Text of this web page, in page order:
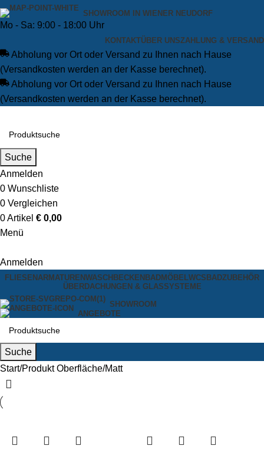
SHOWROOM IN WIENER NEUDORF
Mo - Sa: 9:00 - 18:00 Uhr
KONTAKTÜBER UNSZAHLUNG & VERSAND
Abholung vor Ort oder Versand zu Ihnen nach Hause
(Versandkosten werden an der Kasse berechnet).
Abholung vor Ort oder Versand zu Ihnen nach Hause
(Versandkosten werden an der Kasse berechnet).
Suche
Anmelden
0 Wunschliste
0 Vergleichen
0Artikel € 0,00
Menü
Anmelden
FLIESENARMATURENWASCHBECKEN BADMÖBELWCS BADZUBEHÖR
ÜBERDACHUNGEN & GLASSYSTEME
SHOWROOM
ANGEBOTE
Suche
Start Produkt Oberfläche Matt